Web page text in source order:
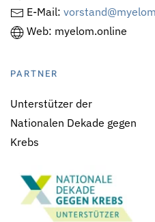
E-Mail:
Web: myelom.online
PARTNER
Unterstützer der
Nationalen Dekade gegen
Krebs